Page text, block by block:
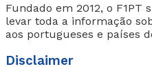
Fundado em 2012, o F1PT
levar toda a informação
aos portugueses e países
Disclaimer